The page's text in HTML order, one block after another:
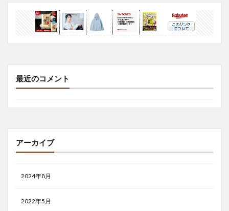
最近のコメント
アーカイブ
2024年8月
2022年5月